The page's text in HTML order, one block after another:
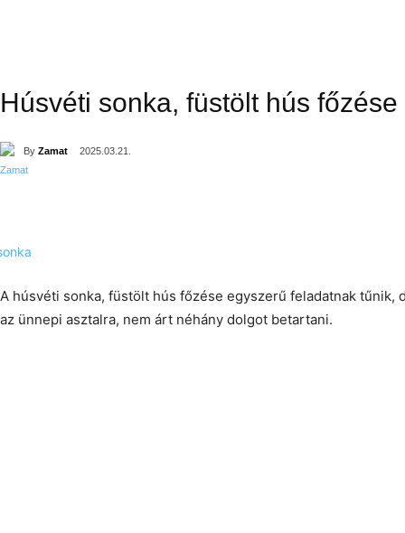
Húsvéti sonka, füstölt hús főzése
By Zamat 2025.03.21.
A húsvéti sonka, füstölt hús főzése egyszerű feladatnak tűnik,
az ünnepi asztalra, nem árt néhány dolgot betartani.